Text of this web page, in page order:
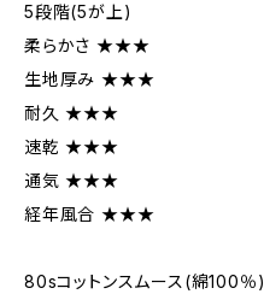
5段階(5が上)
柔らかさ ★★★
生地厚み ★★★
耐久 ★★★
速乾 ★★★
通気 ★★★
経年風合 ★★★
80sコットンスムース(綿100％)